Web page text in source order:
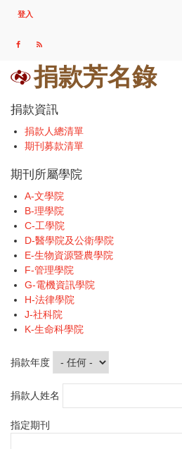
USER
MENU
登入
捐款芳名錄
捐款資訊
捐款人總清單
期刊募款清單
期刊所屬學院
A-文學院
B-理學院
C-工學院
D-醫學院及公衛學院
E-生物資源暨農學院
F-管理學院
G-電機資訊學院
H-法律學院
J-社科院
K-生命科學院
捐款年度
捐款人姓名
指定期刊